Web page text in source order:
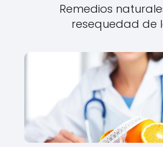
Remedios
resequedad de